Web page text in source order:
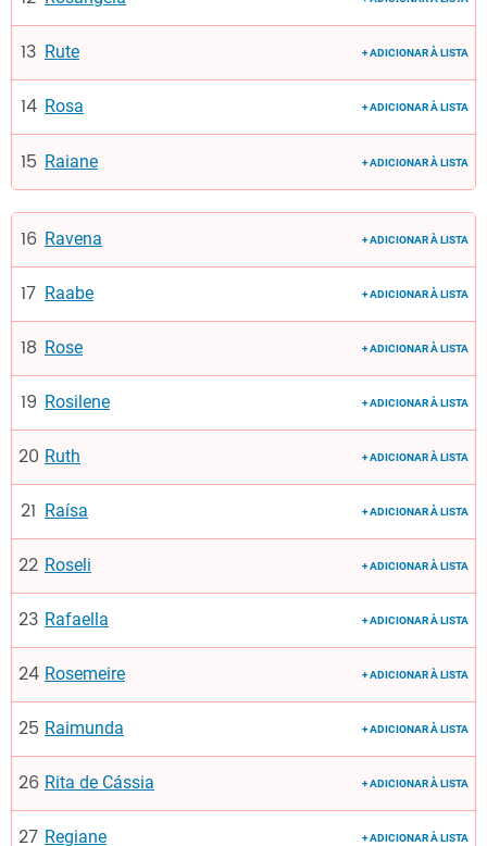
Rute + ADICIONAR À LISTA
Rosa + ADICIONAR À LISTA
Raiane + ADICIONAR À LISTA
Ravena + ADICIONAR À LISTA
Raabe + ADICIONAR À LISTA
Rose + ADICIONAR À LISTA
Rosilene + ADICIONAR À LISTA
Ruth + ADICIONAR À LISTA
Raísa + ADICIONAR À LISTA
Roseli + ADICIONAR À LISTA
Rafaella + ADICIONAR À LISTA
Rosemeire + ADICIONAR À LISTA
Raimunda + ADICIONAR À LISTA
Rita de Cássia + ADICIONAR À LISTA
Regiane + ADICIONAR À LISTA